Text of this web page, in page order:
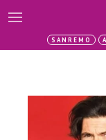
SANREMO